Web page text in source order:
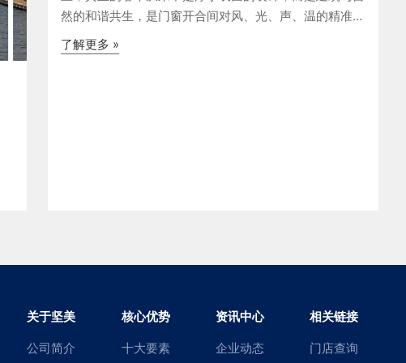
然的和谐共生，是门窗开合间对风、光、声、温的精准掌
控。当美式田园的自由浪漫，遇见来自中国的严苛工艺。
坚美门窗系统“中国品质，高端应用”，在这幢美国田园别
了解更多 »
关于坚美
公司简介
核心优势
十大要素
资讯中心
企业动态
相关链接
门店查询